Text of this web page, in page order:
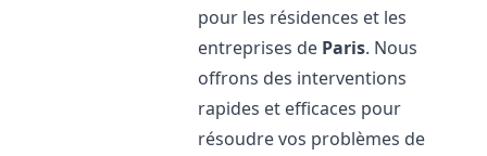
pour les résidences et les
entreprises de Paris. Nous
offrons des interventions
rapides et efficaces pour
résoudre vos problèmes de